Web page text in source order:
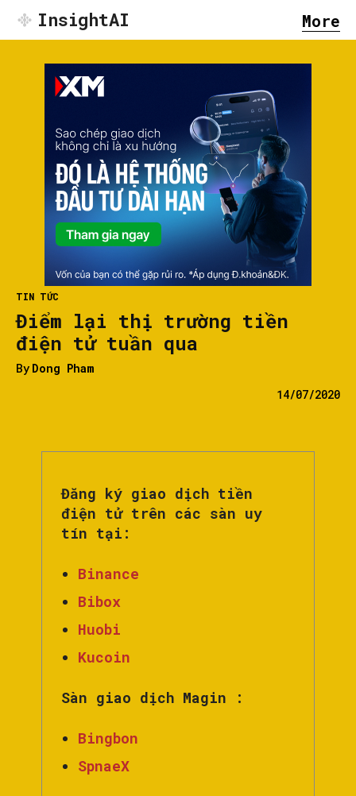
InsightAI More
TIN TỨC
Điểm lại thị trường tiền
điện tử tuần qua
By Dong Pham
14/07/2020
Đăng ký giao dịch tiền
điện tử trên các sàn uy
tín tại:
Binance
Bibox
Huobi
Kucoin
Sàn giao dịch Magin :
Bingbon
SpnaeX